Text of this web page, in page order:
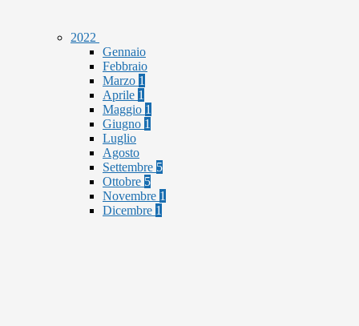
2022
Gennaio
Febbraio
Marzo 1
Aprile 1
Maggio 1
Giugno 1
Luglio
Agosto
Settembre 5
Ottobre 5
Novembre 1
Dicembre 1